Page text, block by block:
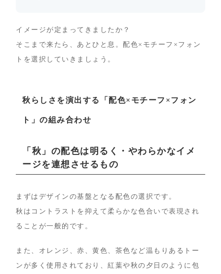
イメージが定まってきましたか？
そこまで来たら、あとひと息。配色×モチーフ×フォン
トを選択していきましょう。
秋らしさを演出する「配色×モチーフ×フォン
ト」の組み合わせ
「秋」の配色は明るく・やわらかなイメ
ージを連想させるもの
まずはデザインの基盤となる配色の選択です。
秋はコントラストを抑えて柔らかな色合いで表現され
ることが一般的です。
また、オレンジ、赤、黄色、茶色など温もりあるトー
ンが多く使用されており、紅葉や秋の夕日のように包